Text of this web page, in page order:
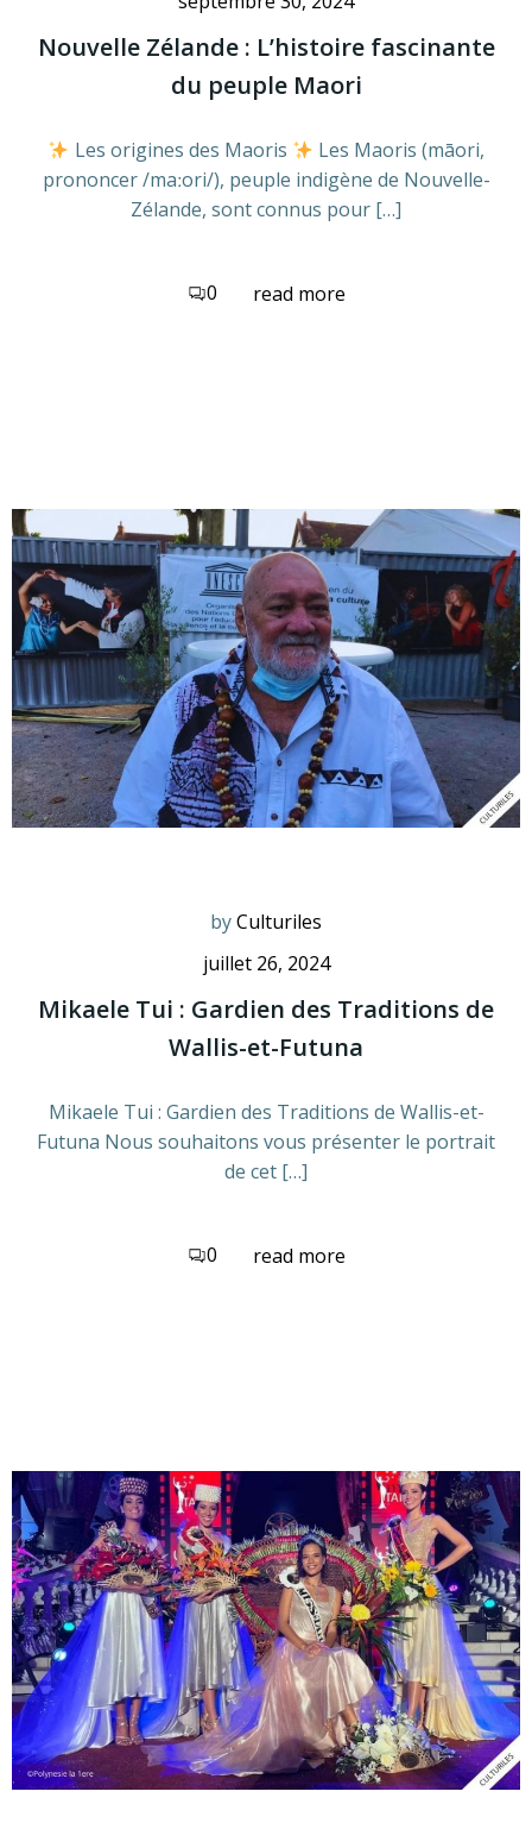
Nouvelle Zélande : L’histoire fascinante
du peuple Maori
Les origines des Maoris
Les Maoris (māori,
prononcer /maːori/), peuple indigène de Nouvelle-
Zélande, sont connus pour […]
0 read more
byCulturiles
juillet 26, 2024
Mikaele Tui : Gardien des Traditions de
Wallis-et-Futuna
Mikaele Tui : Gardien des Traditions de Wallis-et-
Futuna Nous souhaitons vous présenter le portrait
de cet […]
0 read more